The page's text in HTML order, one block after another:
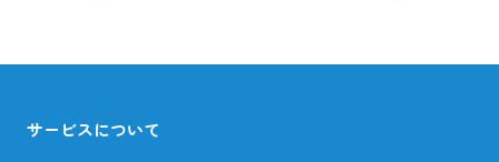
サービスについて